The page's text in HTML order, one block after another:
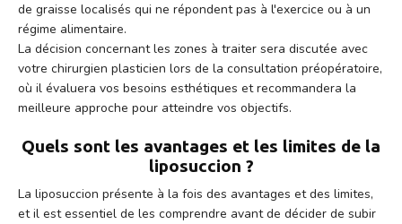
de graisse localisés qui ne répondent pas à l'exercice ou à un
régime alimentaire.
La décision concernant les zones à traiter sera discutée avec
votre chirurgien plasticien lors de la consultation préopératoire,
où il évaluera vos besoins esthétiques et recommandera la
meilleure approche pour atteindre vos objectifs.
Quels sont les avantages et les limites de la
liposuccion ?
La liposuccion présente à la fois des avantages et des limites,
et il est essentiel de les comprendre avant de décider de subir